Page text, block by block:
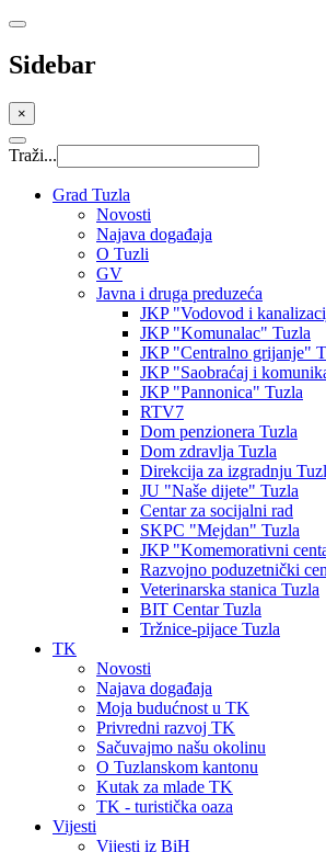
Sidebar
×
Traži...
Grad Tuzla
Novosti
Najava događaja
O Tuzli
GV
Javna i druga preduzeća
JKP "Vodovod i
JKP "Komunalac" Tuzla
JKP "Centralno grijanje"
JKP "Saobraćaj i
JKP "Pannonica" Tuzla
RTV7
Dom penzionera Tuzla
Dom zdravlja Tuzla
Direkcija za izgradnju
JU "Naše dijete" Tuzla
Centar za socijalni rad
SKPC "Mejdan" Tuzla
JKP "Komemorativni
Razvojno poduzetnički
Veterinarska stanica Tuzla
BIT Centar Tuzla
Tržnice-pijace Tuzla
TK
Novosti
Najava događaja
Moja budućnost u TK
Privredni razvoj TK
Sačuvajmo našu okolinu
O Tuzlanskom kantonu
Kutak za mlade TK
TK - turistička oaza
Vijesti
Vijesti iz BiH